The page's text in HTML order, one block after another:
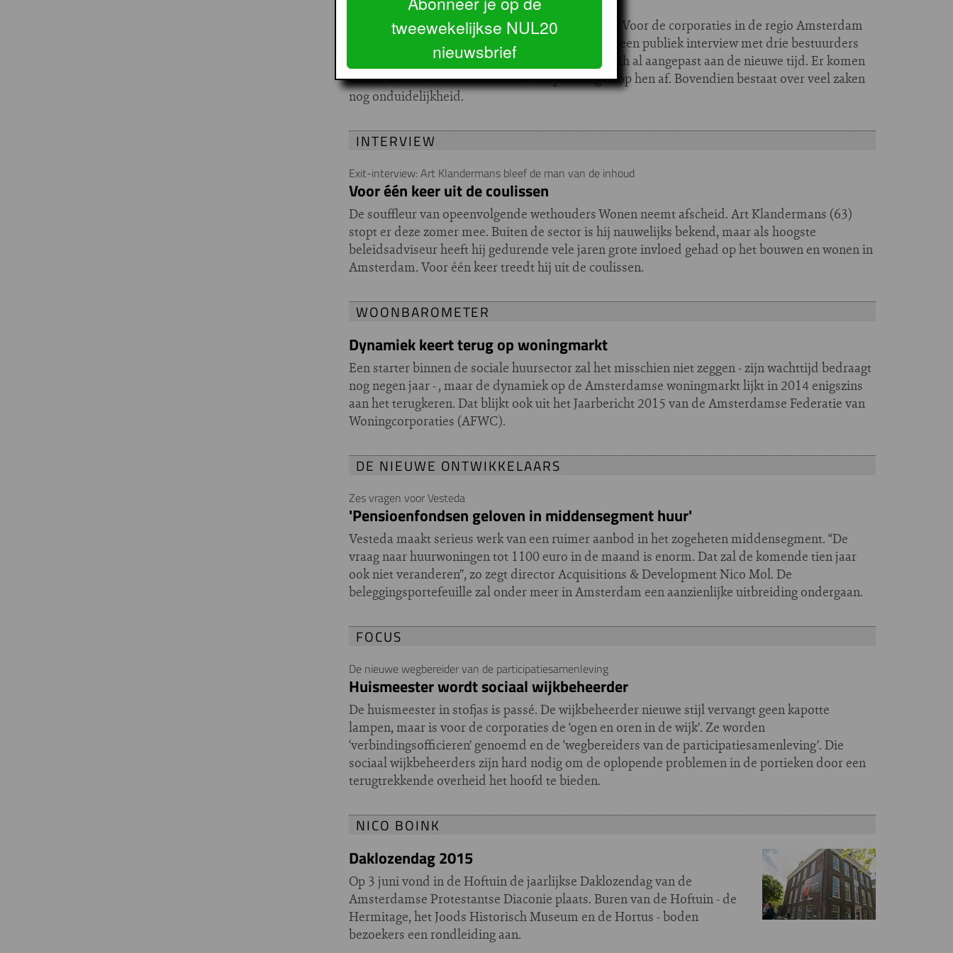
Op 1 juli wordt de nieuwe Woningwet van kracht. Voor de corporaties in de regio Amsterdam
zijn de gevolgen vooralsnog beperkt, zo bleek uit een publiek interview met drie bestuurders
tijdens PakhuisNUL20. De corporaties hebben zich al aangepast aan de nieuwe tijd. Er komen
vooral veel meer administratieve verplichtingen op hen af. Bovendien bestaat over veel zaken
nog onduidelijkheid.
INTERVIEW
Exit-interview: Art Klandermans bleef de man van de inhoud
Voor één keer uit de coulissen
De souffleur van opeenvolgende wethouders Wonen neemt afscheid. Art Klandermans (63)
stopt er deze zomer mee. Buiten de sector is hij nauwelijks bekend, maar als hoogste
beleidsadviseur heeft hij gedurende vele jaren grote invloed gehad op het bouwen en wonen in
Amsterdam. Voor één keer treedt hij uit de coulissen.
WOONBAROMETER
Dynamiek keert terug op woningmarkt
Een starter binnen de sociale huursector zal het misschien niet zeggen - zijn wachttijd bedraagt
nog negen jaar - , maar de dynamiek op de Amsterdamse woningmarkt lijkt in 2014 enigszins
aan het terugkeren. Dat blijkt ook uit het Jaarbericht 2015 van de Amsterdamse Federatie van
Woningcorporaties (AFWC).
DE NIEUWE ONTWIKKELAARS
Zes vragen voor Vesteda
'Pensioenfondsen geloven in middensegment huur'
Vesteda maakt serieus werk van een ruimer aanbod in het zogeheten middensegment. “De
vraag naar huurwoningen tot 1100 euro in de maand is enorm. Dat zal de komende tien jaar
ook niet veranderen”, zo zegt director Acquisitions & Development Nico Mol. De
beleggingsportefeuille zal onder meer in Amsterdam een aanzienlijke uitbreiding ondergaan.
FOCUS
De nieuwe wegbereider van de participatiesamenleving
Huismeester wordt sociaal wijkbeheerder
De huismeester in stofjas is passé. De wijkbeheerder nieuwe stijl vervangt geen kapotte
lampen, maar is voor de corporaties de ‘ogen en oren in de wijk’. Ze worden
‘verbindingsofficieren’ genoemd en de ‘wegbereiders van de participatiesamenleving’. Die
sociaal wijkbeheerders zijn hard nodig om de oplopende problemen in de portieken door een
terugtrekkende overheid het hoofd te bieden.
NICO BOINK
Daklozendag 2015
Op 3 juni vond in de Hoftuin de jaarlijkse Daklozendag van de
Amsterdamse Protestantse Diaconie plaats. Buren van de Hoftuin - de
Hermitage, het Joods Historisch Museum en de Hortus - boden
bezoekers een rondleiding aan.
tweewekelijkse NUL20
nieuwsbrief